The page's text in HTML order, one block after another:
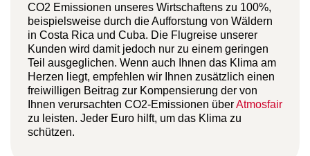
CO2 Emissionen unseres Wirtschaftens zu 100%,
beispielsweise durch die Aufforstung von Wäldern
in Costa Rica und Cuba. Die Flugreise unserer
Kunden wird damit jedoch nur zu einem geringen
Teil ausgeglichen. Wenn auch Ihnen das Klima am
Herzen liegt, empfehlen wir Ihnen zusätzlich einen
freiwilligen Beitrag zur Kompensierung der von
Ihnen verursachten CO2-Emissionen überAtmosfair
zu leisten. Jeder Euro hilft, um das Klima zu
schützen.